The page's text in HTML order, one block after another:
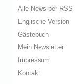
Alle News per RSS
Englische Version
Gästebuch
Mein Newsletter
Impressum
Kontakt